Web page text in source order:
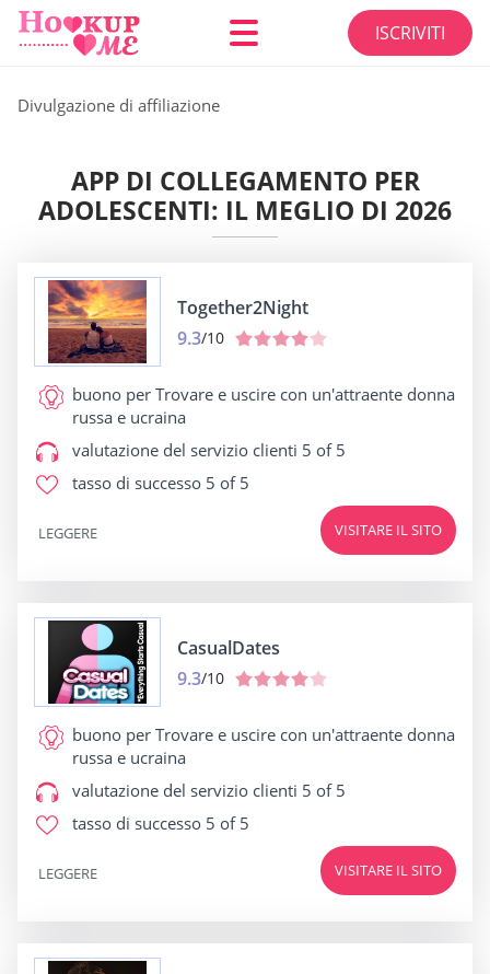
ISCRIVITI
Divulgazione di affiliazione
APP DI COLLEGAMENTO PER
ADOLESCENTI: IL MEGLIO DI 2026
Together2Night
9.3/10
buono per Trovare e uscire con un'attraente donna
russa e ucraina
valutazione del servizio clienti 5 of 5
tasso di successo 5 of 5
VISITARE IL SITO
LEGGERE
CasualDates
9.3/10
buono per Trovare e uscire con un'attraente donna
russa e ucraina
valutazione del servizio clienti 5 of 5
tasso di successo 5 of 5
VISITARE IL SITO
LEGGERE